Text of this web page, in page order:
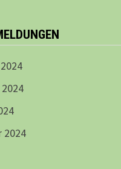
2024